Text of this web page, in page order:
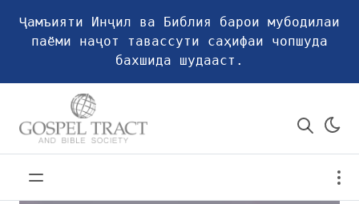
Ҷамъияти Инҷил ва Библия барои мубодилаи
паёми наҷот тавассути саҳифаи чопшуда
бахшида шудааст.